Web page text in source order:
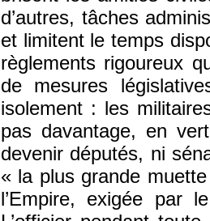
d’autres, tâches
et limitent le temps
règlements rigoureux
de mesures
isolement : les
pas davantage, en
devenir députés, ni
« la plus grande
l’Empire, exigée par